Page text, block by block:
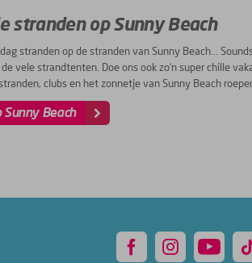
stranden op Sunny Beach
stranden op de stranden van Sunny Beach...
vele strandtenten. Doe ons ook zo’n super chille
clubs en het zonnetje van Sunny Beach
Beach